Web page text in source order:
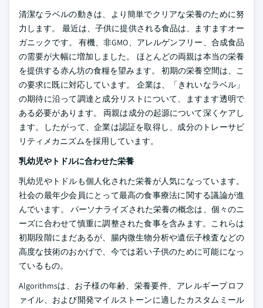
清潔なラベルの動きは、より簡単でクリアな栄養のために努
力します。 最近は、子供に提供される食品は、ますますオー
ガニックです。 有機、非GMO、アレルゲンフリー、合成食品
の需要が大幅に増加しました。 ほとんどの両親は本当の栄養
を提供する赤ん坊の食糧を望みます。 初期の栄養空間は、こ
の要求に既に対応しています。 企業は、「きれいなラベル」
の期待に沿って調達と成分リストについて、ますます透明で
ある必要があります。 両親は成分の起源について深くケアし
ます。したがって、企業は認証を取得し、成分のトレーサビ
リティメカニズムを採用しています。
乳幼児やトドルに合わせた栄養
乳幼児やトドルも個人化された栄養が人気になっています。
社会の最年少会員にとって最高の食事療法に関する議論が進
んでいます。 パーソナライズされた栄養の概念は、個々のニ
ーズに合わせて慎重に調整された食事を含みます。これらは
初期段階にまだあるが、腸内微生物分析や遺伝子検査などの
高度な技術のおかげで、今では若い子供のために可能になっ
ているもの。
Algorithmsは、お子様の年齢、栄養要件、アレルギープロフ
ァイル、および開発マイルストーンに適したカスタムミール